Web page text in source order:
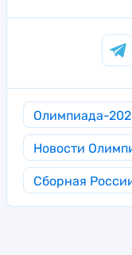
Олимпиада-
Новости
Сборная